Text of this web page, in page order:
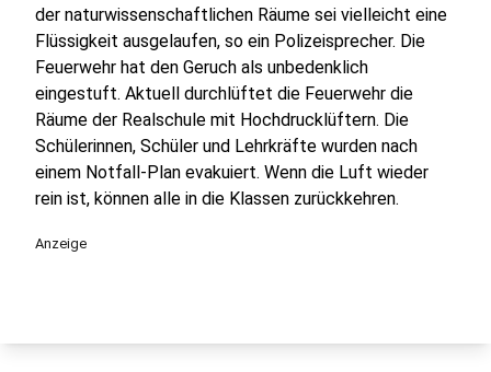
der naturwissenschaftlichen Räume sei vielleicht eine
Flüssigkeit ausgelaufen, so ein Polizeisprecher. Die
Feuerwehr hat den Geruch als unbedenklich
eingestuft. Aktuell durchlüftet die Feuerwehr die
Räume der Realschule mit Hochdrucklüftern. Die
Schülerinnen, Schüler und Lehrkräfte wurden nach
einem Notfall-Plan evakuiert. Wenn die Luft wieder
rein ist, können alle in die Klassen zurückkehren.
Anzeige